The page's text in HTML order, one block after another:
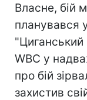
Власне, бій
планувався
WBC у
про бій
захистив